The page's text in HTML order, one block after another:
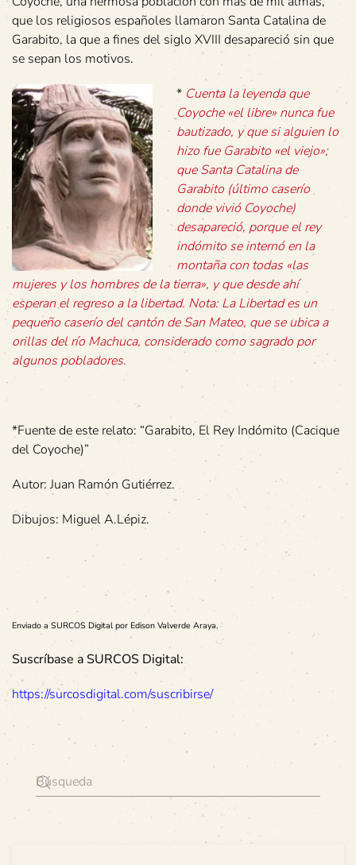
que los religiosos españoles llamaron Santa Catalina de
Garabito, la que a fines del siglo XVIII desapareció sin que
se sepan los motivos.
* Cuenta la leyenda que
Coyoche «el libre» nunca fue
bautizado, y que si alguien lo
hizo fue Garabito «el viejo»;
que Santa Catalina de
Garabito (último caserío
donde vivió Coyoche)
desapareció, porque el rey
indómito se internó en la
montaña con todas «las
mujeres y los hombres de la tierra», y que desde ahí
esperan el regreso a la libertad. Nota: La Libertad es un
pequeño caserío del cantón de San Mateo, que se ubica a
orillas del río Machuca, considerado como sagrado por
algunos pobladores.
*Fuente de este relato: “Garabito, El Rey Indómito (Cacique
del Coyoche)”
Autor: Juan Ramón Gutiérrez.
Dibujos: Miguel A.Lépiz.
Enviado a SURCOS Digital por Edison Valverde Araya.
Suscríbase a SURCOS Digital:
https://surcosdigital.com/suscribirse/